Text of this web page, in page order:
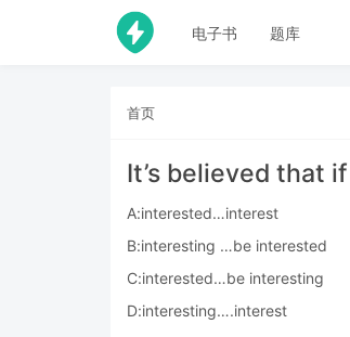
电子书 题库
首页
It’s believed that
A:interested…interest
B:interesting …be interested
C:interested…be interesting
D:interesting….interest